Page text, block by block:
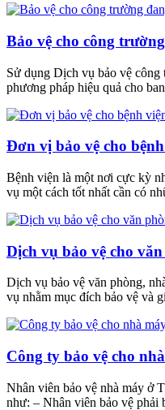
Bảo vệ cho công
Sử dụng Dịch vụ bảo vệ
phương pháp hiệu quả cho
Đơn vị bảo vệ cho
Bệnh viện là một nơi cực kỳ
vụ một cách tốt nhất cần có
Dịch vụ bảo vệ cho
Dịch vụ bảo vệ văn phòng,
vụ nhằm mục đích bảo vệ và
Công ty bảo vệ cho
Nhân viên bảo vệ nhà máy ở
như: – Nhân viên bảo vệ phải